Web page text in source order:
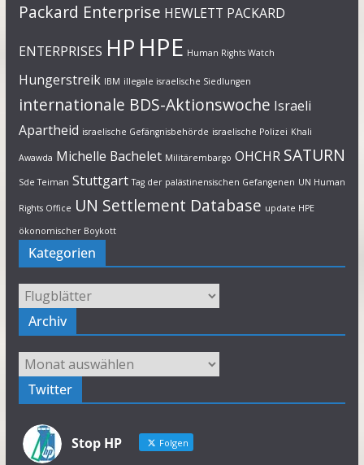
Packard Enterprise HEWLETT PACKARD
ENTERPRISES HP HPE Human Rights Watch
Hungerstreik IBM illegale israelische Siedlungen
internationale BDS-Aktionswoche Israeli
Apartheid israelische Gefängnisbehörde israelische Polizei Khali
Awawda Michelle Bachelet Militärembargo OHCHR SATURN
Sde Teiman Stuttgart Tag der palästinensischen Gefangenen UN Human
Rights Office UN Settlement Database update HPE
ökonomischer Boykott
Kategorien
Kategorien
Archiv
Archiv
Twitter
Stop HP Folgen